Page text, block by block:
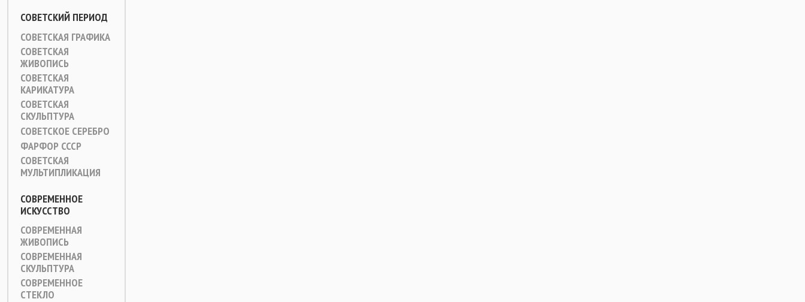
СОВЕТСКИЙ ПЕРИОД
СОВЕТСКАЯ ГРАФИКА
СОВЕТСКАЯ
ЖИВОПИСЬ
СОВЕТСКАЯ
КАРИКАТУРА
СОВЕТСКАЯ
СКУЛЬПТУРА
СОВЕТСКОЕ СЕРЕБРО
ФАРФОР СССР
СОВЕТСКАЯ
МУЛЬТИПЛИКАЦИЯ
СОВРЕМЕННОЕ
ИСКУССТВО
СОВРЕМЕННАЯ
ЖИВОПИСЬ
СОВРЕМЕННАЯ
СКУЛЬПТУРА
СОВРЕМЕННОЕ
СТЕКЛО